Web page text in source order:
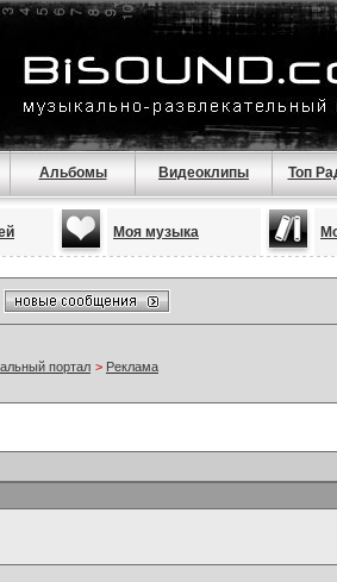
Альбомы Видеоклипы Топ
Моя музыка
портал > Реклама